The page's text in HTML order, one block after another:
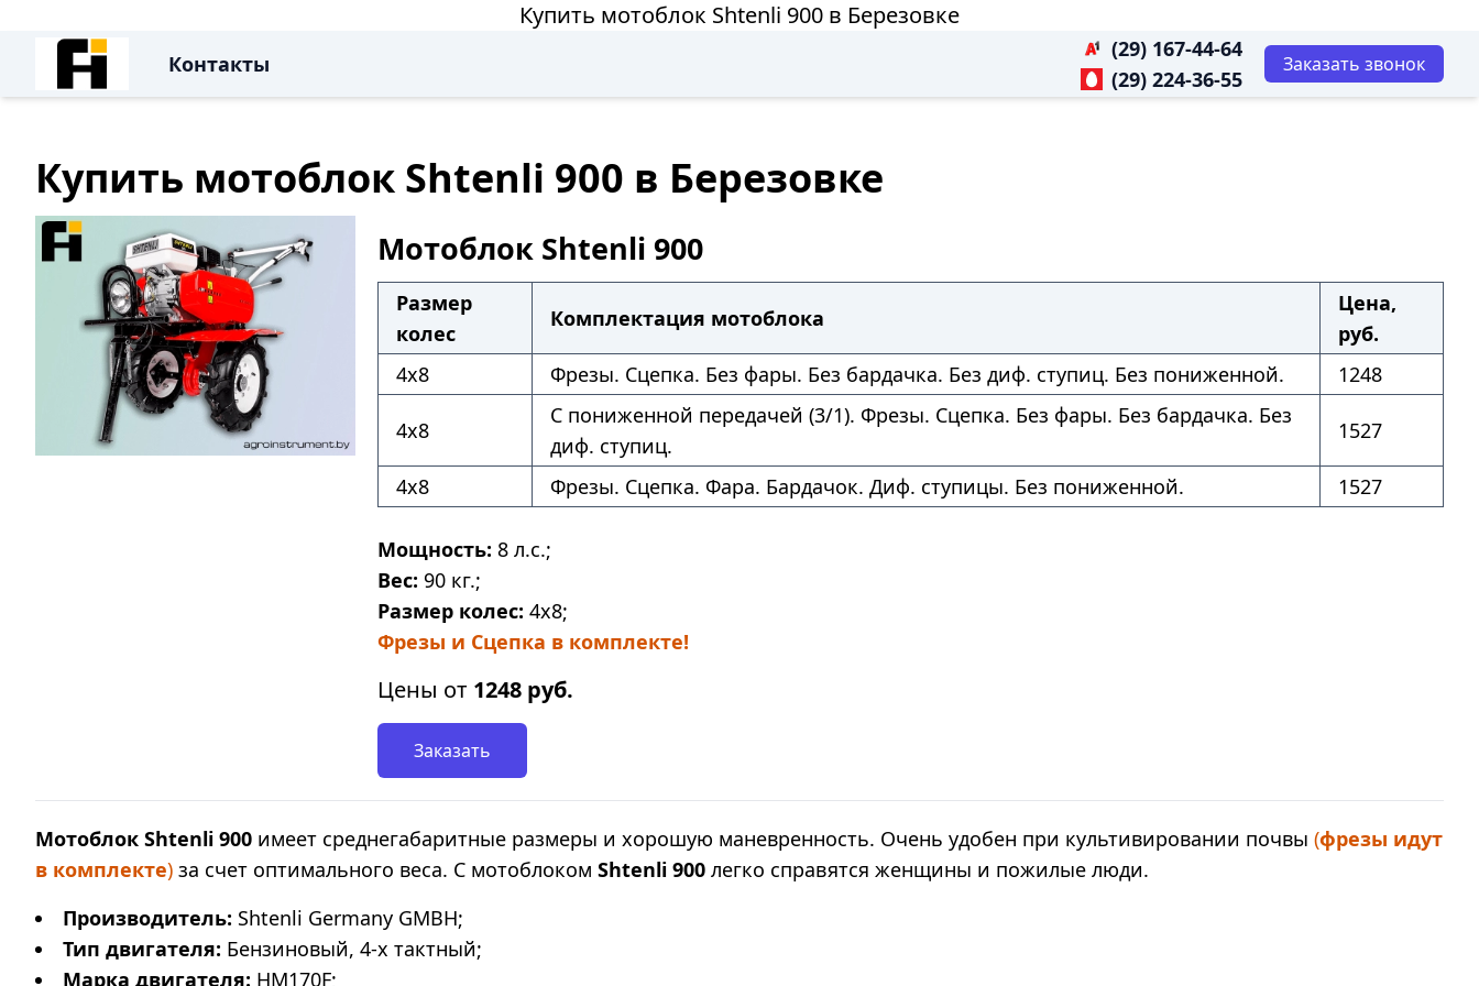
Купить мотоблок Shtenli 900 в Березовке
Контакты
(29) 167-44-64
(29) 224-36-55
Заказать звонок
Купить мотоблок Shtenli 900 в Березовке
Мотоблок Shtenli 900
Размер
колес
Комплектация мотоблока
Цена,
руб.
4х8
Фрезы. Сцепка. Без фары. Без бардачка. Без диф. ступиц. Без пониженной. 1248
4х8
С пониженной передачей (3/1). Фрезы. Сцепка. Без фары. Без бардачка. Без
диф. ступиц.
1527
4х8 Фрезы. Сцепка. Фара. Бардачок. Диф. ступицы. Без пониженной. 1527
Мощность: 8 л.с.;
Вес: 90 кг.;
Размер колес: 4х8;
Фрезы и Сцепка в комплекте!
Цены от 1248 руб.
Заказать
Мотоблок Shtenli 900 имеет среднегабаритные размеры и хорошую маневренность. Очень удобен при культивировании почвы (фрезы идут
в комплекте) за счет оптимального веса. С мотоблоком Shtenli 900 легко справятся женщины и пожилые люди.
Производитель: Shtenli Germany GMBH;
Тип двигателя: Бензиновый, 4-х тактный;
Марка двигателя: HM170F;